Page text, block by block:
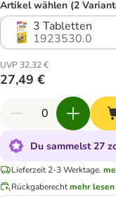
Artikel wählen (2
3 Tabletten
1923530.0
UVP 32,32 €
27,49 €
Du sammelst 27
Lieferzeit 2-3 Werktage.
Rückgaberechtmehr lesen